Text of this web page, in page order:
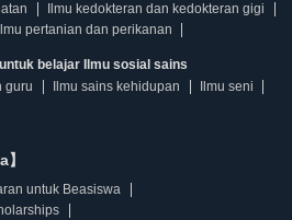
Ilmu kedokteran dan kedokteran gigi
Ilmu pertanian dan perikanan
belajar Ilmu sosial sains
guru
Ilmu sains kehidupan
Ilmu seni
untuk Beasiswa